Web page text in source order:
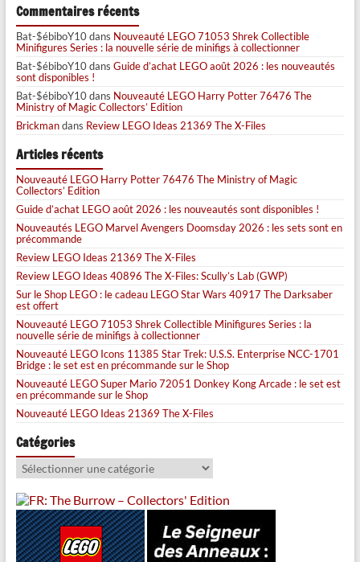
Commentaires récents
Bat-$ébiboY10dans Nouveauté LEGO 71053 Shrek Collectible
Minifigures Series : la nouvelle série de minifigs à collectionner
Bat-$ébiboY10dans Guide d’achat LEGO août 2026 : les nouveautés
sont disponibles !
Bat-$ébiboY10dans Nouveauté LEGO Harry Potter 76476 The
Ministry of Magic Collectors’ Edition
Brickmandans Review LEGO Ideas 21369 The X-Files
Articles récents
Nouveauté LEGO Harry Potter 76476 The Ministry of Magic
Collectors’ Edition
Guide d’achat LEGO août 2026 : les nouveautés sont disponibles !
Nouveautés LEGO Marvel Avengers Doomsday 2026 : les sets sont en
précommande
Review LEGO Ideas 21369 The X-Files
Review LEGO Ideas 40896 The X-Files: Scully’s Lab (GWP)
Sur le Shop LEGO : le cadeau LEGO Star Wars 40917 The Darksaber
est offert
Nouveauté LEGO 71053 Shrek Collectible Minifigures Series : la
nouvelle série de minifigs à collectionner
Nouveauté LEGO Icons 11385 Star Trek: U.S.S. Enterprise NCC-1701
Bridge : le set est en précommande sur le Shop
Nouveauté LEGO Super Mario 72051 Donkey Kong Arcade : le set est
en précommande sur le Shop
Nouveauté LEGO Ideas 21369 The X-Files
Catégories
Catégories